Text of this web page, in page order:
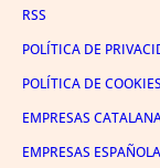
RSS
POLÍTICA DE
POLÍTICA DE COOKIES
EMPRESAS
EMPRESAS